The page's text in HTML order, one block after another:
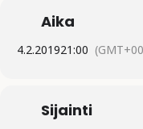
Aika
4.2.201921:00
Sijainti